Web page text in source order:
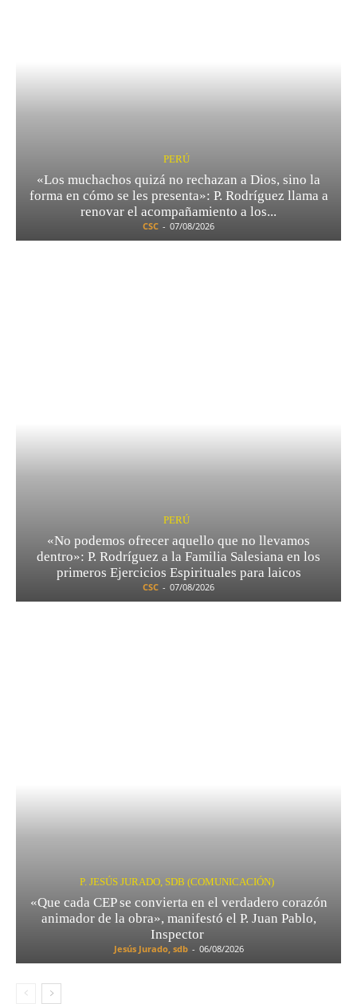
PERÚ
«Los muchachos quizá no rechazan a Dios, sino la
forma en cómo se les presenta»: P. Rodríguez llama a
renovar el acompañamiento a los...
CSC - 07/08/2026
PERÚ
«No podemos ofrecer aquello que no llevamos
dentro»: P. Rodríguez a la Familia Salesiana en los
primeros Ejercicios Espirituales para laicos
CSC - 07/08/2026
P. JESÚS JURADO, SDB (COMUNICACIÓN)
«Que cada CEP se convierta en el verdadero corazón
animador de la obra», manifestó el P. Juan Pablo,
Inspector
Jesús Jurado, sdb - 06/08/2026